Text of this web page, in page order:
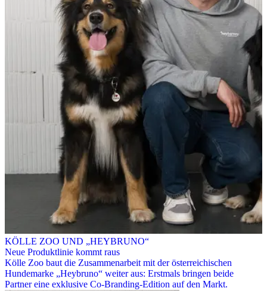
KÖLLE ZOO UND „HEYBRUNO“
Neue Produktlinie kommt raus
Kölle Zoo baut die Zusammenarbeit mit der österreichischen
Hundemarke „Heybruno“ weiter aus: Erstmals bringen beide
Partner eine exklusive Co-Branding-Edition auf den Markt.